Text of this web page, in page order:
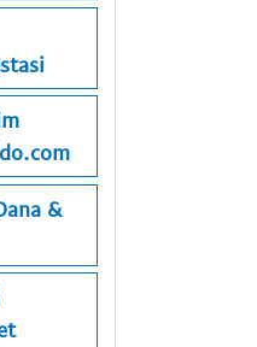
&